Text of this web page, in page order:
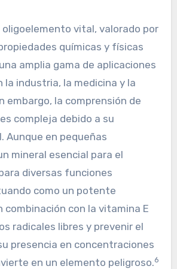
oligoelemento vital, valorado por
químicas y físicas
amplia gama de aplicaciones
la industria, la medicina y la
embargo, la comprensión de
compleja debido a su
Aunque en pequeñas
mineral esencial para el
diversas funciones
como un potente
con la vitamina E
radicales libres y prevenir el
presencia en concentraciones
en un elemento peligroso.6